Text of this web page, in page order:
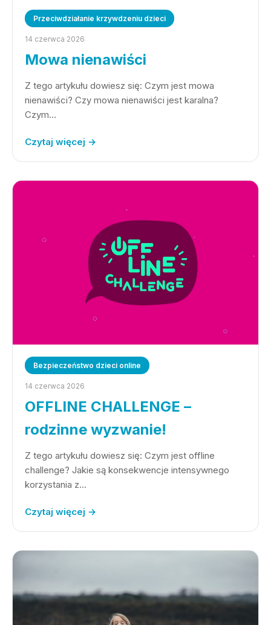
Przeciwdziałanie krzywdzeniu dzieci
14 czerwca 2026
Mowa nienawiści
Z tego artykułu dowiesz się: Czym jest mowa
nienawiści? Czy mowa nienawiści jest karalna?
Czym…
Czytaj więcej →
Bezpieczeństwo dzieci online
14 czerwca 2026
OFFLINE CHALLENGE –
rodzinne wyzwanie!
Z tego artykułu dowiesz się: Czym jest offline
challenge? Jakie są konsekwencje intensywnego
korzystania z…
Czytaj więcej →